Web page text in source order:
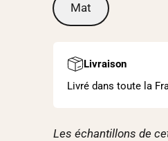
Mat
Livraison
Livré dans toute la
Les échantillons de